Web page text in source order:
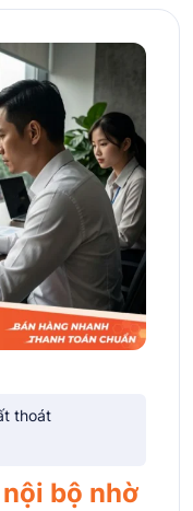
thoát
bộ nhờ